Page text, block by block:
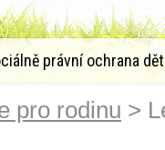
právní ochrana
pro rodinu >